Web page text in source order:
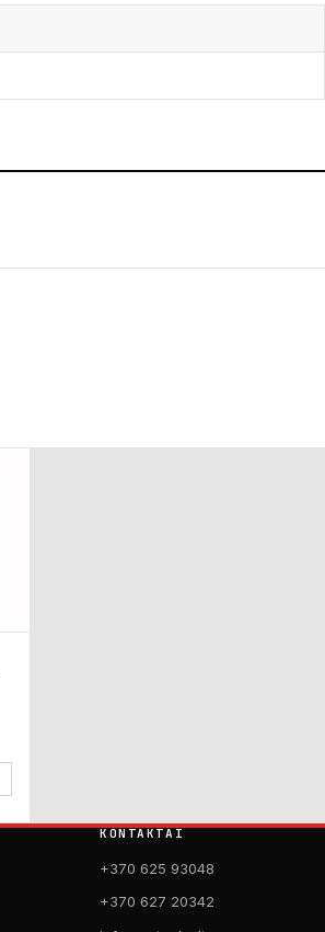
KONTAKTAI
+370 625 93048
+370 627 20342